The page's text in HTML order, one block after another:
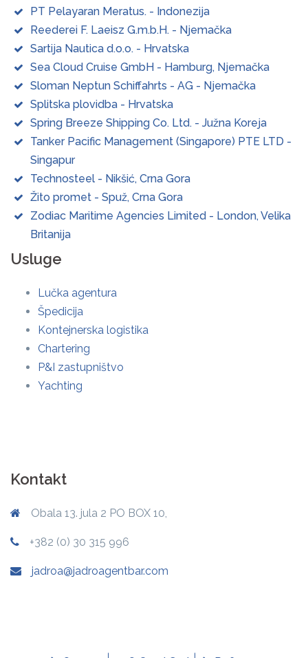
PT Pelayaran Meratus. - Indonezija
Reederei F. Laeisz G.m.b.H. - Njemačka
Sartija Nautica d.o.o. - Hrvatska
Sea Cloud Cruise GmbH - Hamburg, Njemačka
Sloman Neptun Schiffahrts - AG - Njemačka
Splitska plovidba - Hrvatska
Spring Breeze Shipping Co. Ltd. - Južna Koreja
Tanker Pacific Management (Singapore) PTE LTD -
Singapur
Technosteel - Nikšić, Crna Gora
Žito promet - Spuž, Crna Gora
Zodiac Maritime Agencies Limited - London, Velika
Britanija
Usluge
Lučka agentura
Špedicija
Kontejnerska logistika
Chartering
P&I zastupništvo
Yachting
Kontakt
Obala 13. jula 2 PO BOX 10,
+382 (0) 30 315 996
jadroa@jadroagentbar.com